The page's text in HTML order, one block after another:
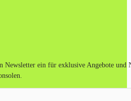
Newsletter ein für exklusive Angebote und